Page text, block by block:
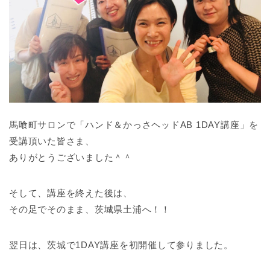
馬喰町サロンで「ハンド＆かっさヘッドAB 1DAY講座」を
受講頂いた皆さま、
ありがとうございました＾＾
そして、講座を終えた後は、
その足でそのまま、茨城県土浦へ！！
翌日は、茨城で1DAY講座を初開催して参りました。